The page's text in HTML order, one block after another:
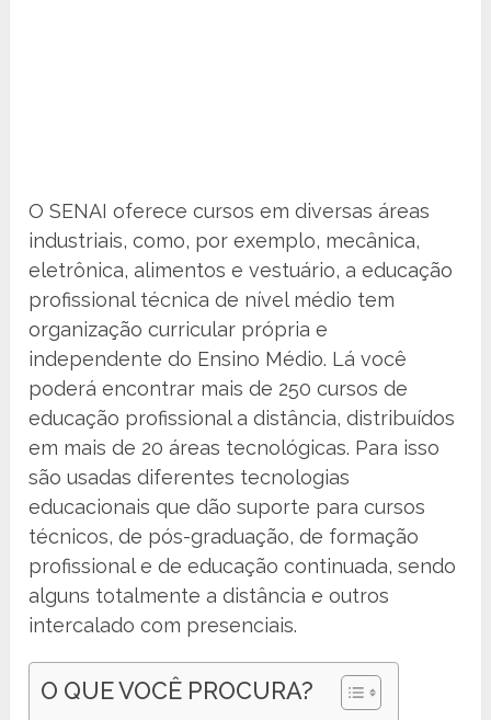
O SENAI oferece cursos em diversas áreas
industriais, como, por exemplo, mecânica,
eletrônica, alimentos e vestuário, a educação
profissional técnica de nível médio tem
organização curricular própria e
independente do Ensino Médio. Lá você
poderá encontrar mais de 250 cursos de
educação profissional a distância, distribuídos
em mais de 20 áreas tecnológicas. Para isso
são usadas diferentes tecnologias
educacionais que dão suporte para cursos
técnicos, de pós-graduação, de formação
profissional e de educação continuada, sendo
alguns totalmente a distância e outros
intercalado com presenciais.
O QUE VOCÊ PROCURA?